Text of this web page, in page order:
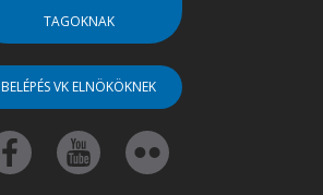
TAGOKNAK
BELÉPÉS VK ELNÖKÖKNEK